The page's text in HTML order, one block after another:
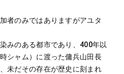
者のみではありますがアユタ
みのある都市であり、400年以
シャム）に渡った傭兵山田長
未だその存在が歴史に刻まれ